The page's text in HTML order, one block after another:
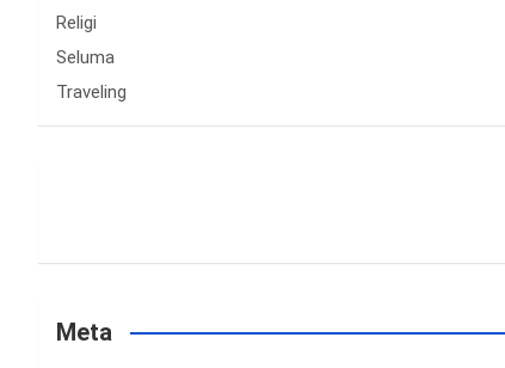
Religi
Seluma
Traveling
Meta